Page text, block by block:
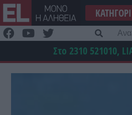
Μετάβαση
στο
περιεχόμενο
Στο 2310 521010,